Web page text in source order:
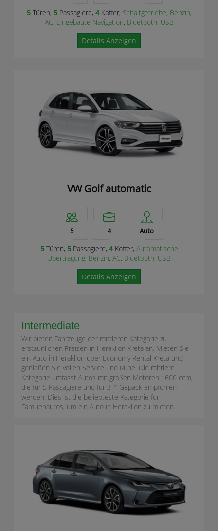
5Türen, 5Passagiere, 4Koffer, Schaltgetriebe, Benzin,
AC, Eingebaute Navigation, Bluetooth, USB
Details Anzeigen
VW Golf automatic
5 4 Auto
5Türen, 5Passagiere, 4Koffer, Automatische
Übertragung, Benzin, AC, Bluetooth, USB
Details Anzeigen
Intermediate
Wir bieten Fahrzeuge der mittleren Kategorie zu
erstaunlichen Preisen in Heraklion Kreta an. Mieten Sie
ein Auto in Heraklion über Economy Rental Kreta und
genießen Sie vollen Service und Ruhe. Die mittlere
Kategorie umfasst Autos mit großen Motoren 1600 ccm,
die für 5 Passagiere und für 3-4 Gepäck empfohlen
werden. Dies ist die beliebteste Kategorie für
Familienautos, um ein Auto in Heraklion zu mieten.